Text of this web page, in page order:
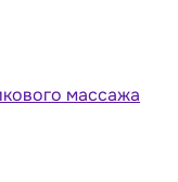
массажа